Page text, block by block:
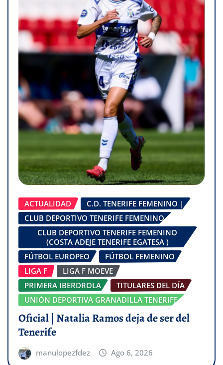
ACTUALIDAD
C.D. TENERIFE FEMENINO |
CLUB DEPORTIVO TENERIFE FEMENINO
CLUB DEPORTIVO TENERIFE FEMENINO
(COSTA ADEJE TENERIFE EGATESA )
FÚTBOL EUROPEO
FÚTBOL FEMENINO
LIGA F
LIGA F MOEVE
PRIMERA IBERDROLA
TITULARES DEL DÍA
UNIÓN DEPORTIVA GRANADILLA TENERIFE
Oficial | Natalia Ramos deja de ser del
Tenerife
manulopezfdez Ago 6, 2026